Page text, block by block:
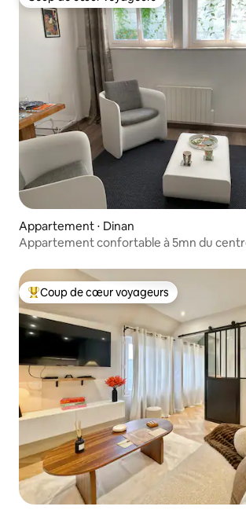
Coup de cœur voyageurs
Appartement ⋅ Dinan
Appartement confortable à 5mn du
Coups de cœur voyageurs les plus
Coup de cœur voyageurs